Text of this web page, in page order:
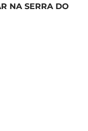
NA SERRA DO